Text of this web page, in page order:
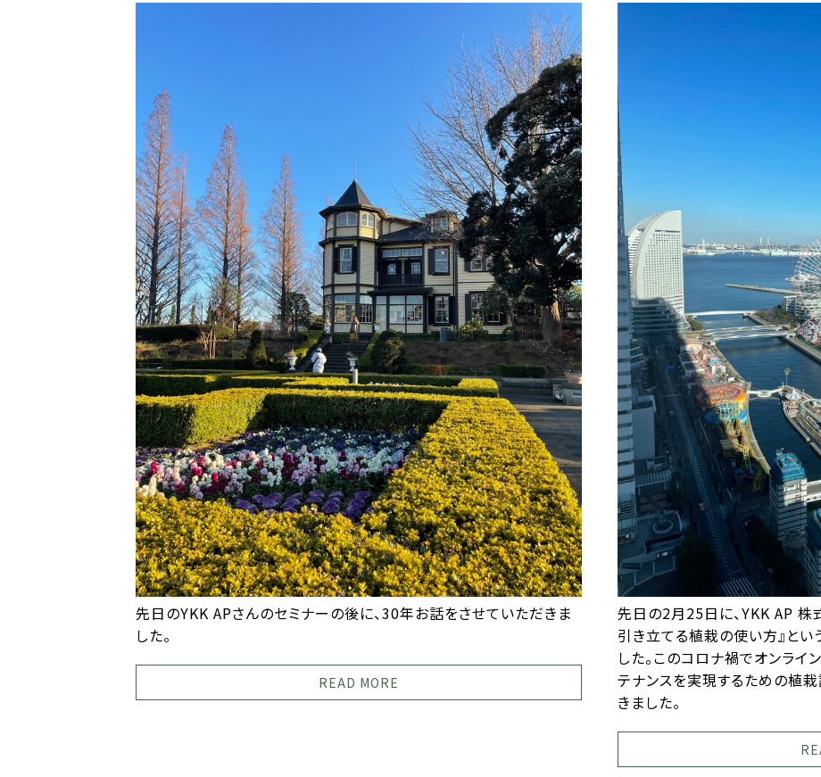
先日のYKK APさんのセミナーの後に、30年お話をさせていただきま
した。
READ MORE
先日の2月25日に、YKK AP
引き立てる植栽の使い方』とい
した。このコロナ禍でオンライ
テナンスを実現するための植
きました。